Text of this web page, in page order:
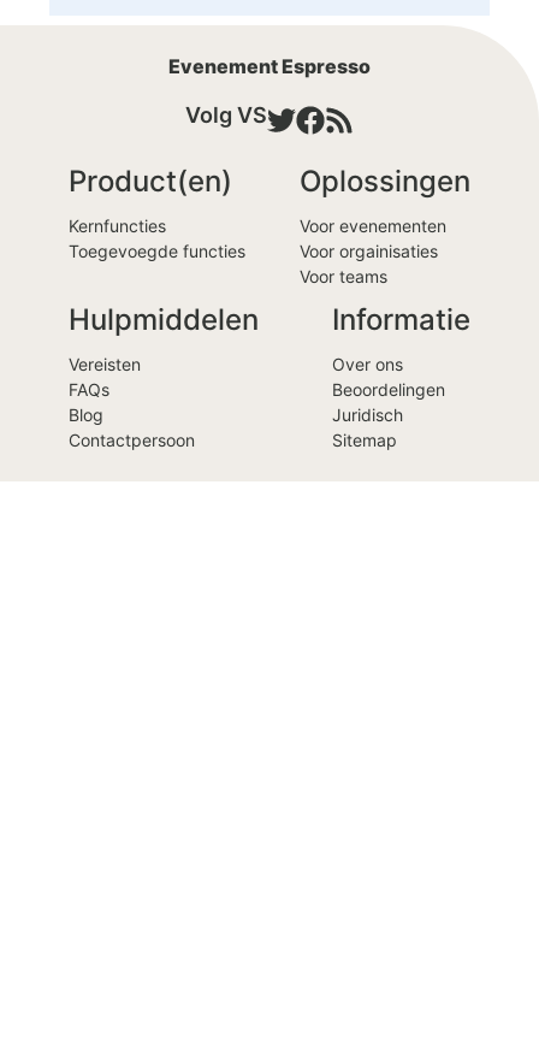
Evenement Espresso
Volg VS
Product(en)
Kernfuncties
Toegevoegde functies
Oplossingen
Voor evenementen
Voor orgainisaties
Voor teams
Hulpmiddelen
Vereisten
FAQs
Blog
Contactpersoon
Informatie
Over ons
Beoordelingen
Juridisch
Sitemap